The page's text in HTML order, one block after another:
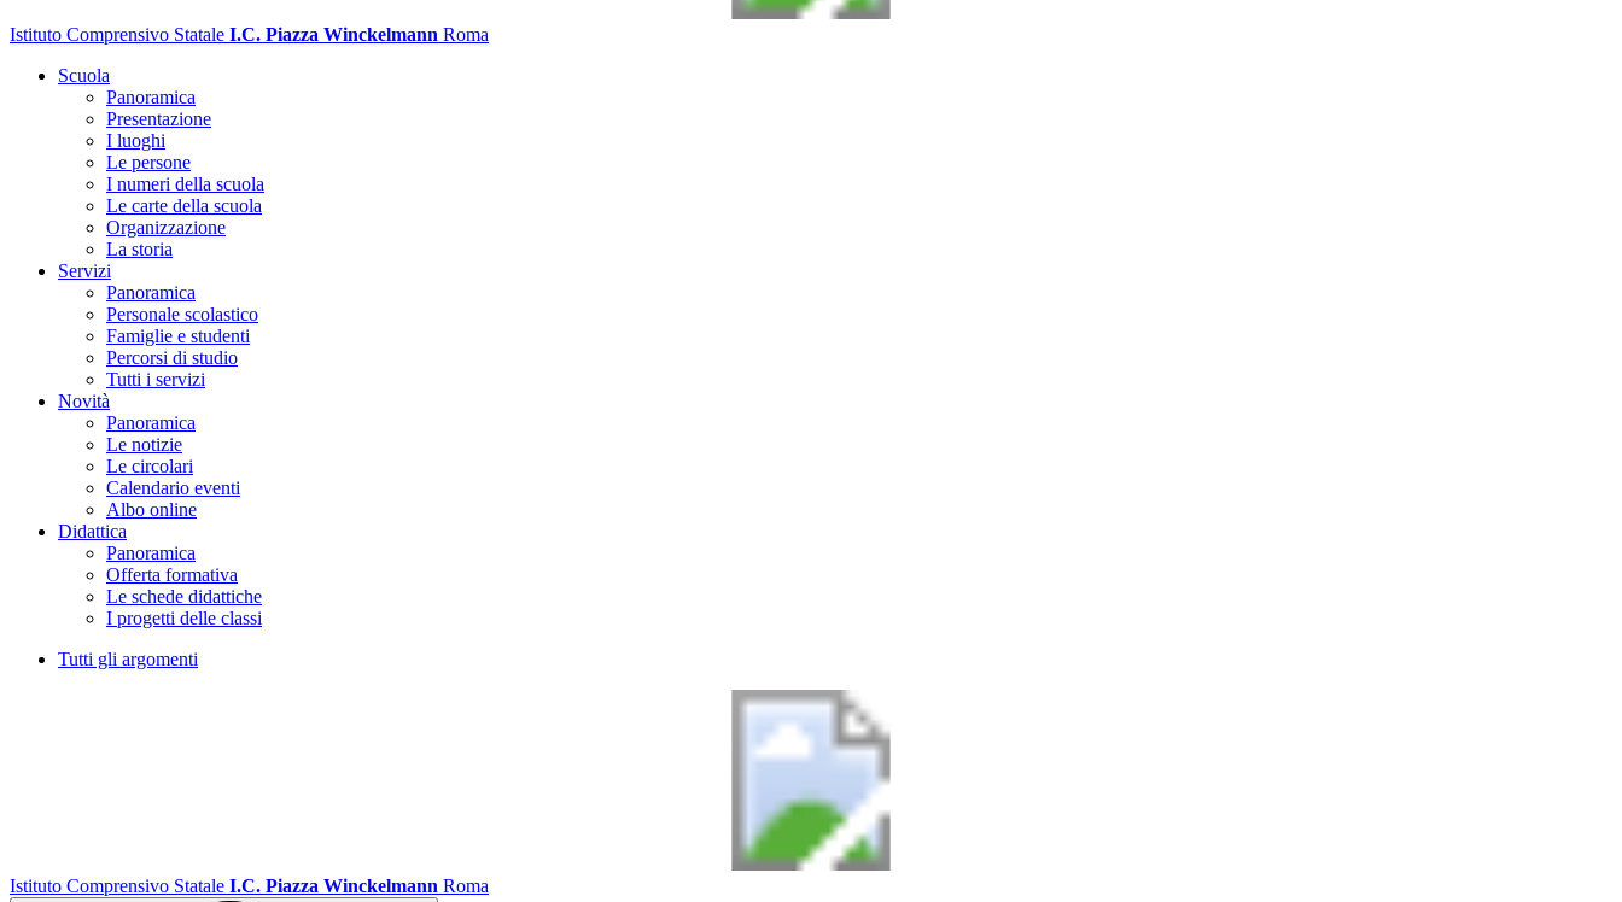
Istituto Comprensivo Statale I.C. Piazza Winckelmann Roma
Scuola
Panoramica
Presentazione
I luoghi
Le persone
I numeri della scuola
Le carte della scuola
Organizzazione
La storia
Servizi
Panoramica
Personale scolastico
Famiglie e studenti
Percorsi di studio
Tutti i servizi
Novità
Panoramica
Le notizie
Le circolari
Calendario eventi
Albo online
Didattica
Panoramica
Offerta formativa
Le schede didattiche
I progetti delle classi
Tutti gli argomenti
Istituto Comprensivo Statale I.C. Piazza Winckelmann Roma